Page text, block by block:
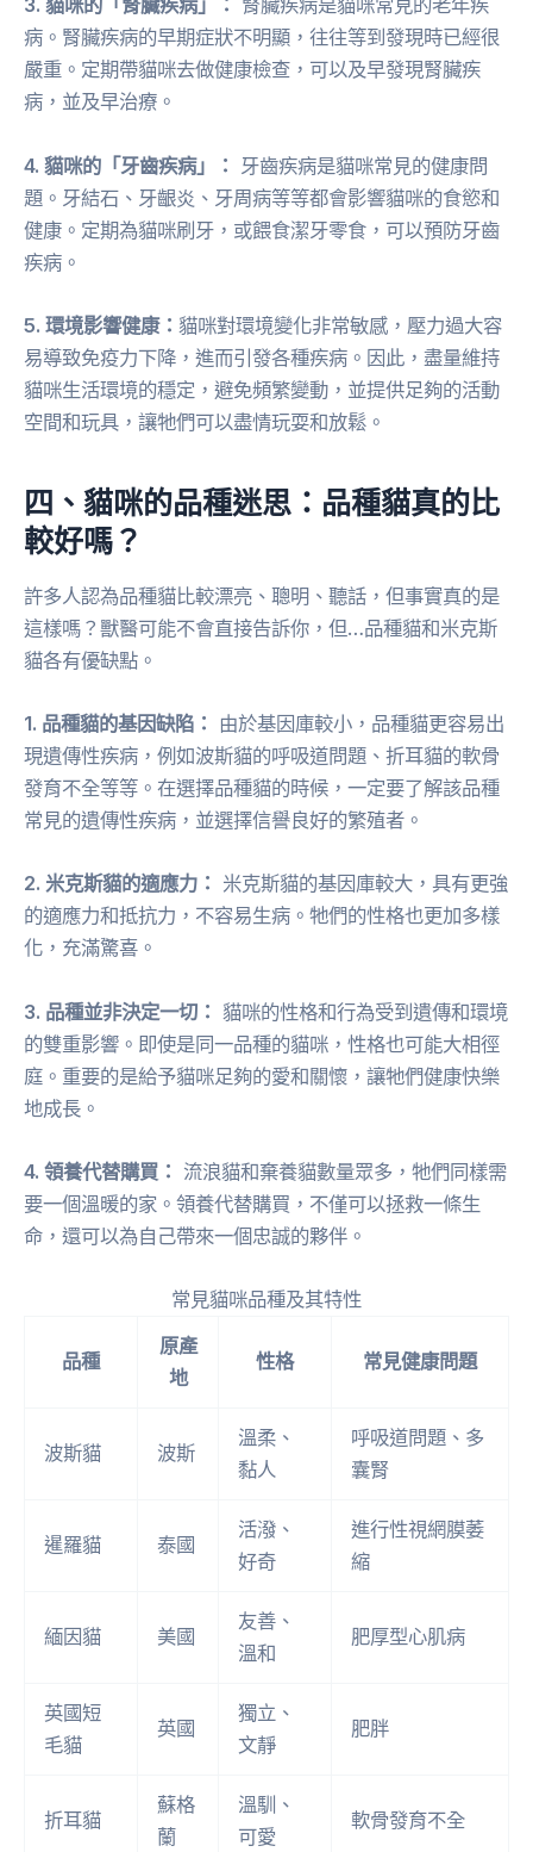
3. 貓咪的「腎臟疾病」： 腎臟疾病是貓咪常見的老年疾
病。腎臟疾病的早期症狀不明顯，往往等到發現時已經很
嚴重。定期帶貓咪去做健康檢查，可以及早發現腎臟疾
病，並及早治療。
4. 貓咪的「牙齒疾病」：
牙齒疾病是貓咪常見的健康問
題。牙結石、牙齦炎、牙周病等等都會影響貓咪的食慾和
健康。定期為貓咪刷牙，或餵食潔牙零食，可以預防牙齒
疾病。
5. 環境影響健康： 貓咪對環境變化非常敏感，壓力過大容
易導致免疫力下降，進而引發各種疾病。因此，盡量維持
貓咪生活環境的穩定，避免頻繁變動，並提供足夠的活動
空間和玩具，讓牠們可以盡情玩耍和放鬆。
四、貓咪的品種迷思：品種貓真的比
較好嗎？
許多人認為品種貓比較漂亮、聰明、聽話，但事實真的是
這樣嗎？獸醫可能不會直接告訴你，但…品種貓和米克斯
貓各有優缺點。
1. 品種貓的基因缺陷：
由於基因庫較小，品種貓更容易出
現遺傳性疾病，例如波斯貓的呼吸道問題、折耳貓的軟骨
發育不全等等。在選擇品種貓的時候，一定要了解該品種
常見的遺傳性疾病，並選擇信譽良好的繁殖者。
2. 米克斯貓的適應力： 米克斯貓的基因庫較大，具有更強
的適應力和抵抗力，不容易生病。牠們的性格也更加多樣
化，充滿驚喜。
3. 品種並非決定一切： 貓咪的性格和行為受到遺傳和環境
的雙重影響。即使是同一品種的貓咪，性格也可能大相徑
庭。重要的是給予貓咪足夠的愛和關懷，讓牠們健康快樂
地成長。
4. 領養代替購買： 流浪貓和棄養貓數量眾多，牠們同樣需
要一個溫暖的家。領養代替購買，不僅可以拯救一條生
命，還可以為自己帶來一個忠誠的夥伴。
常見貓咪品種及其特性
品種
原產
地
性格 常見健康問題
波斯貓 波斯
溫柔、
黏人
呼吸道問題、多
囊腎
暹羅貓 泰國
活潑、
好奇
進行性視網膜萎
縮
緬因貓 美國
友善、
溫和
肥厚型心肌病
英國短
毛貓
英國
獨立、
文靜
肥胖
折耳貓
蘇格
蘭
溫馴、
可愛
軟骨發育不全